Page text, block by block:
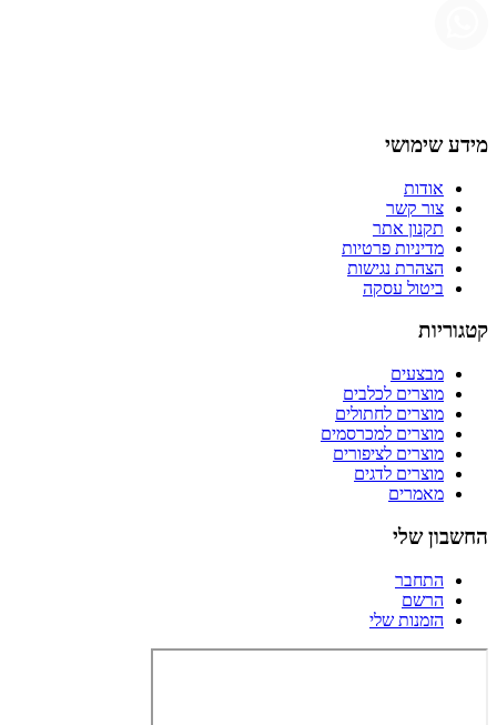
מידע שימושי
אודות
צור קשר
תקנון אתר
מדיניות פרטיות
הצהרת נגישות
ביטול עסקה
קטגוריות
מבצעים
מוצרים לכלבים
מוצרים לחתולים
מוצרים למכרסמים
מוצרים לציפורים
מוצרים לדגים
מאמרים
החשבון שלי
התחבר
הרשם
הזמנות שלי